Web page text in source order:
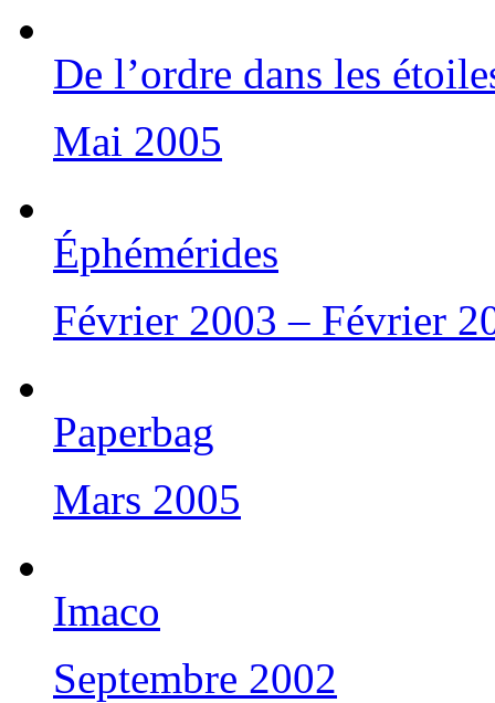
De l’ordre dans les
Mai 2005
Éphémérides
Février 2003 – Février
Paperbag
Mars 2005
Imaco
Septembre 2002